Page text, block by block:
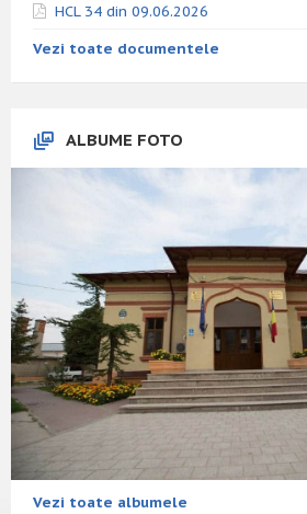
HCL 34 din 09.06.2026
Vezi toate documentele
ALBUME FOTO
Vezi toate albumele